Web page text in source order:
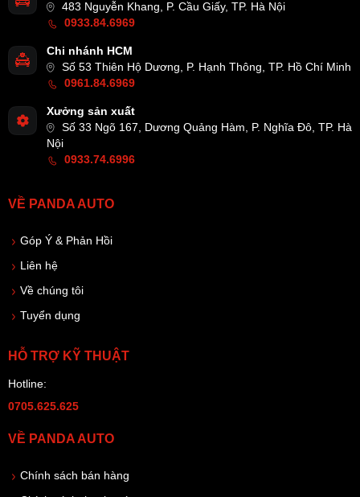
483 Nguyễn Khang, P. Cầu Giấy, TP. Hà Nội
0933.84.6969
Chi nhánh HCM
Số 53 Thiên Hộ Dương, P. Hạnh Thông, TP. Hồ Chí Minh
0961.84.6969
Xưởng sản xuất
Số 33 Ngõ 167, Dương Quảng Hàm, P. Nghĩa Đô, TP. Hà
Nội
0933.74.6996
VỀ PANDA AUTO
Góp Ý & Phản Hồi
Liên hệ
Về chúng tôi
Tuyển dụng
HỖ TRỢ KỸ THUẬT
Hotline:
0705.625.625
VỀ PANDA AUTO
Chính sách bán hàng